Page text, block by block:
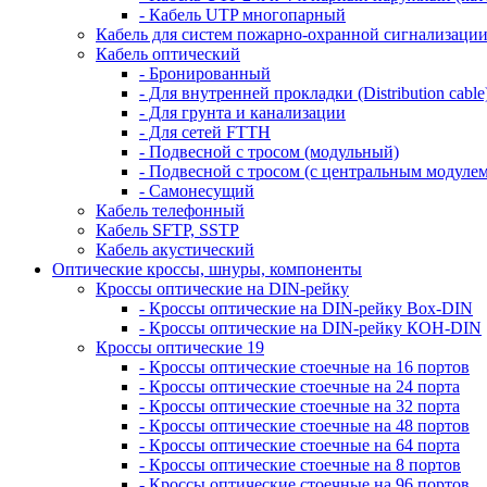
- Кабель UTP многопарный
Кабель для систем пожарно-охранной сигнализации
Кабель оптический
- Бронированный
- Для внутренней прокладки (Distribution
- Для грунта и канализации
- Для сетей FTTH
- Подвесной с тросом (модульный)
- Подвесной с тросом (с центральным
- Самонесущий
Кабель телефонный
Кабель SFTP, SSTP
Кабель акустический
Оптические кроссы, шнуры, компоненты
Кроссы оптические на DIN-рейку
- Кроссы оптические на DIN-рейку Box-DIN
- Кроссы оптические на DIN-рейку КОН-DIN
Кроссы оптические 19
- Кроссы оптические стоечные на 16 портов
- Кроссы оптические стоечные на 24 порта
- Кроссы оптические стоечные на 32 порта
- Кроссы оптические стоечные на 48 портов
- Кроссы оптические стоечные на 64 порта
- Кроссы оптические стоечные на 8 портов